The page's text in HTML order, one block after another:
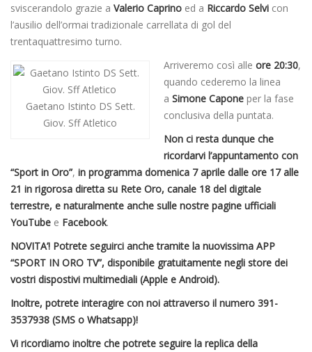
sviscerandolo grazie a Valerio Caprino ed a Riccardo Selvi con
l’ausilio dell’ormai tradizionale carrellata di gol del
trentaquattresimo turno.
Gaetano Istinto DS Sett.
Giov. Sff Atletico
Arriveremo così alle ore 20:30,
quando cederemo la linea
a Simone Capone per la fase
conclusiva della puntata.
Non ci resta dunque che
ricordarvi l’appuntamento con
“Sport in Oro”, in programma domenica 7 aprile dalle ore 17 alle
21 in rigorosa diretta su Rete Oro, canale 18 del digitale
terrestre, e naturalmente anche sulle nostre pagine ufficiali
YouTube e Facebook.
NOVITA’! Potrete seguirci anche tramite la nuovissima APP
“SPORT IN ORO TV”, disponibile gratuitamente negli store dei
vostri dispostivi multimediali (Apple e Android).
Inoltre, potrete interagire con noi attraverso il numero 391-
3537938 (SMS o Whatsapp)!
Vi ricordiamo inoltre che potrete seguire la replica della